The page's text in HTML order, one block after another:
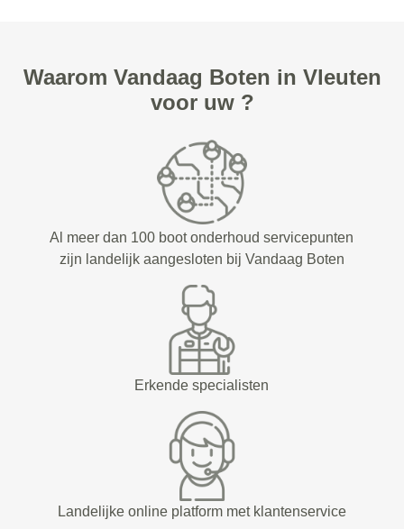
Waarom Vandaag Boten in Vleuten
voor uw ?
Al meer dan 100 boot onderhoud servicepunten
zijn landelijk aangesloten bij Vandaag Boten
Erkende specialisten
Landelijke online platform met klantenservice